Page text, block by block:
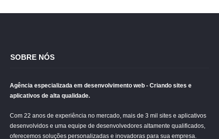
SOBRE NÓS
Agência especializada em desenvolvimento web - Criando sites e
aplicativos de alta qualidade.
Com 22 anos de experiência no mercado, mais de 3 mil sites e aplicativos
desenvolvidos e uma equipe de desenvolvedores altamente qualificados,
oferecemos soluções personalizadas e inovadoras para sua empresa.